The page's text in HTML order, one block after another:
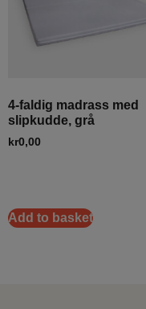
4-faldig madrass med
slipkudde, grå
kr0,00
Add to basket